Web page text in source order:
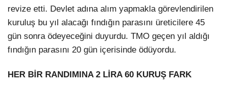
Facebook
revize etti. Devlet adına alım yapmakla görevlendirilen
kuruluş bu yıl alacağı fındığın parasını üreticilere 45
gün sonra ödeyeceğini duyurdu. TMO geçen yıl aldığı
fındığın parasını 20 gün içerisinde ödüyordu.
HER BİR RANDIMINA 2 LİRA 60 KURUŞ FARK